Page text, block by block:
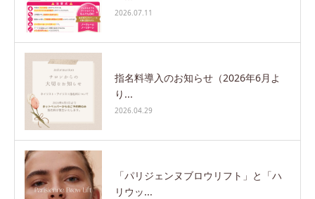
2026.07.11
指名料導入のお知らせ（2026年6月よ
り...
2026.04.29
「パリジェンヌブロウリフト」と「ハ
リウッ...